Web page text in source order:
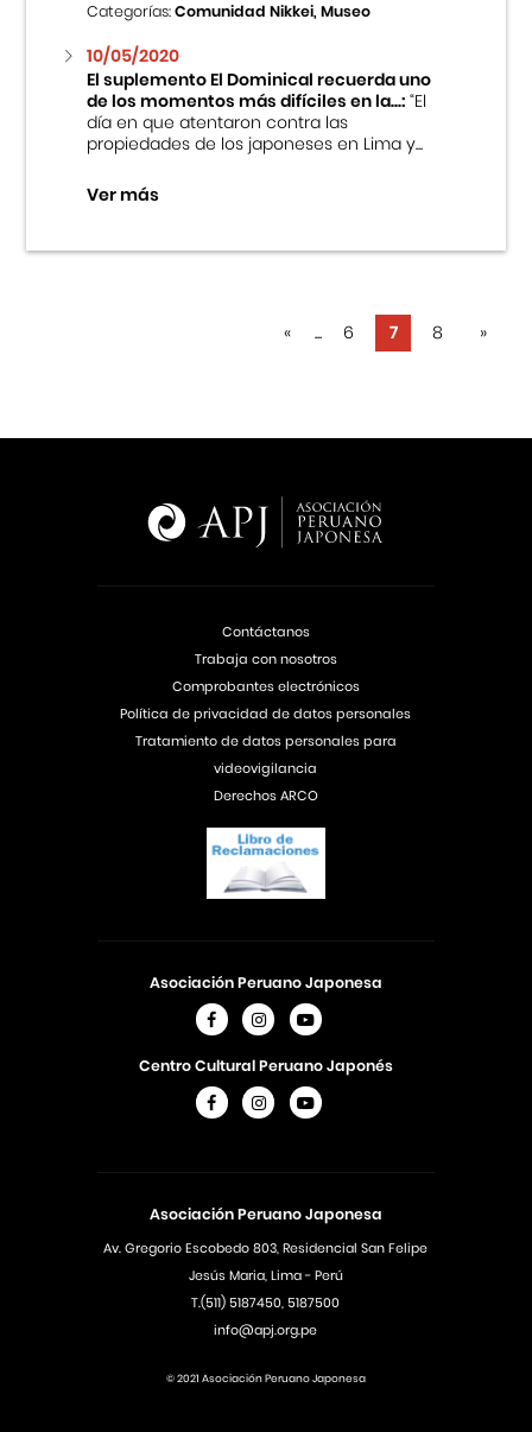
Categorías:Comunidad Nikkei, Museo
10/05/2020
El suplemento El Dominical recuerda uno
de los momentos más difíciles en la...:“El
día en que atentaron contra las
propiedades de los japoneses en Lima y...
Ver más
« ... 6 7 8 »
Asociación Peruano Japonesa
Av. Gregorio Escobedo 803, Residencial San Felipe
Jesús Maria, Lima - Perú
T.(511) 5187450, 5187500
info@apj.org.pe
Asociación Peruano Japonesa
Centro Cultural Peruano Japonés
Contáctanos
Trabaja con nosotros
Comprobantes electrónicos
Política de privacidad de datos personales
Tratamiento de datos personales para
videovigilancia
Derechos ARCO
© 2021 Asociación Peruano Japonesa